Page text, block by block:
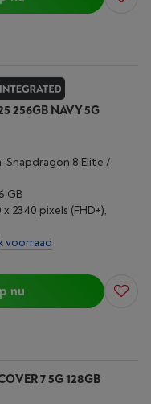
256GB NAVY 5G
Snapdragon 8 Elite /
GB
x 2340 pixels (FHD+),
voorraad
nu
7 5G 128GB